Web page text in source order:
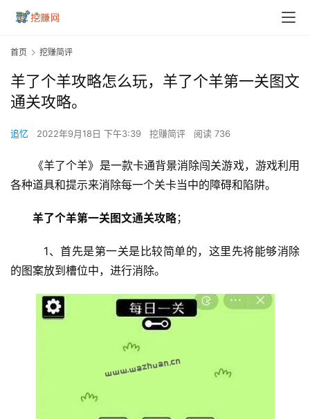
首页 挖赚简评
羊了个羊攻略怎么玩，羊了个羊第一关图文
通关攻略。
追忆 2022年9月18日 下午3:39 挖赚简评 阅读 736
《羊了个羊》是一款卡通背景消除闯关游戏，游戏利用
各种道具和提示来消除每一个关卡当中的障碍和陷阱。
羊了个羊第一关图文通关攻略；
1、首先是第一关是比较简单的，这里先将能够消除
的图案放到槽位中，进行消除。